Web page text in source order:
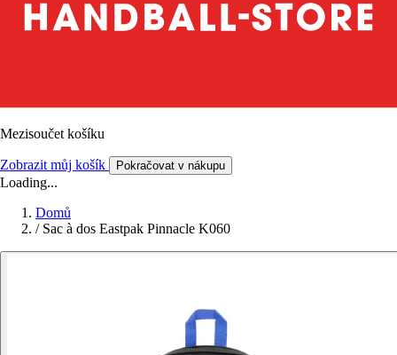
Mezisoučet košíku
Zobrazit můj košík Pokračovat v nákupu
Loading...
Domů
/ Sac à dos Eastpak Pinnacle K060